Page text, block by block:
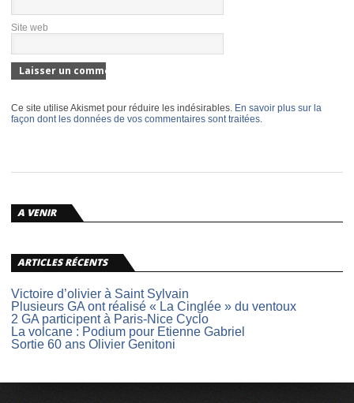
Site web
Ce site utilise Akismet pour réduire les indésirables. En savoir plus sur la
façon dont les données de vos commentaires sont traitées
A VENIR
ARTICLES RÉCENTS
Victoire d’olivier à Saint Sylvain
Plusieurs GA ont réalisé « La Cinglée » du ventoux
2 GA participent à Paris-Nice Cyclo
La volcane : Podium pour Etienne Gabriel
Sortie 60 ans Olivier Genitoni